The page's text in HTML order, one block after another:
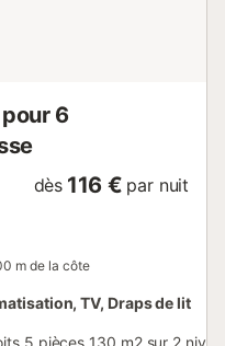
6
dès 116 € par nuit
m de la côte
TV, Draps de lit
5 pièces 130 m2 sur 2